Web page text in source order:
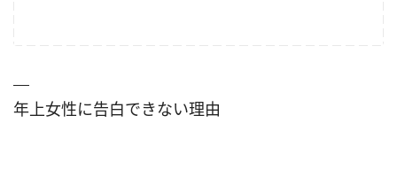
年上女性に告白できない理由